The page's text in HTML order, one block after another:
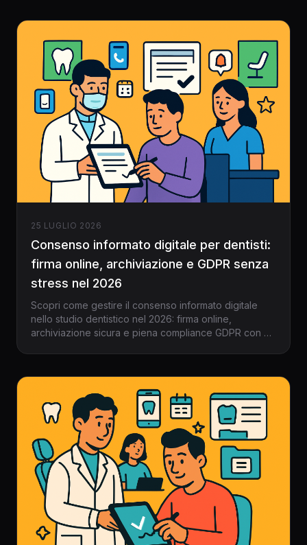
25 LUGLIO 2026
Consenso informato digitale per dentisti:
firma online, archiviazione e GDPR senza
stress nel 2026
Scopri come gestire il consenso informato digitale
nello studio dentistico nel 2026: firma online,
archiviazione sicura e piena compliance GDPR con un